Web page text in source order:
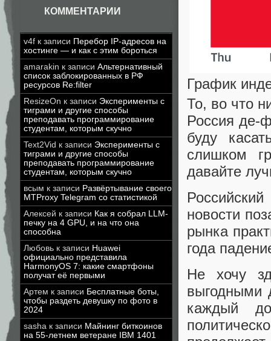
КОММЕНТАРИИ
v4f к записи Перебор IP-адресов на
хостинге — и как с этим бороться
amarakin к записи Альтернативный
список заблокированных в РФ
ресурсов Re:filter
ResizeOn к записи Эксперименты с
тиграми и другие способы
преподавать программирование
студентам, которым скучно
Text2Vid к записи Эксперименты с
тиграми и другие способы
преподавать программирование
студентам, которым скучно
всым к записи Развёртывание своего
MTProxy Telegram со статистикой
Алексей к записи Как я собрал LLM-
печку на 4 GPU, и на что она
способна
Любовь к записи Huawei
официально представила
HarmonyOS 7: какие смартфоны
получат её первыми
Артем к записи Бесплатные боты,
чтобы раздеть девушку по фото в
2024
sasha к записи Майнинг биткоинов
на 55-летнем ветеране IBM 1401
График
То, во что
Россия де-
буду
слишком
давайте
новости
рынка
года
Не хочу
выгодными
каждый